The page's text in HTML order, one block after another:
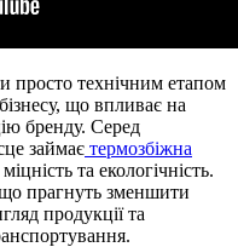
просто технічним етапом
що впливає на
бренду. Серед
займає термозбіжна
та екологічність.
прагнуть зменшити
продукції та